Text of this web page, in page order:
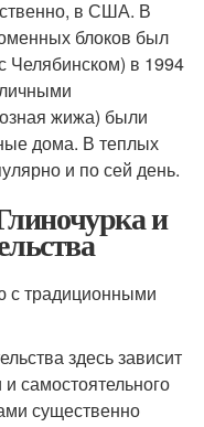
в США. В
блоков был
Челябинском) в 1994
жижа) были
дома. В теплых
и по сей день.
и
с традиционными
здесь зависит
самостоятельного
существенно